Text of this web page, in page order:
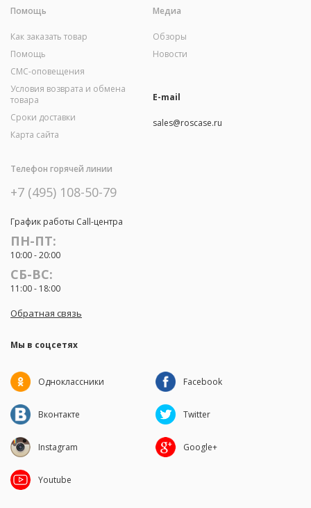
Помощь
Как заказать товар
Помощь
СМС-оповещения
Условия возврата и обмена
товара
Сроки доставки
Карта сайта
Медиа
Обзоры
Новости
E-mail
sales@roscase.ru
Телефон горячей линии
+7 (495) 108-50-79
График работы Call-центра
ПН-ПТ:
10:00 - 20:00
СБ-ВС:
11:00 - 18:00
Обратная связь
Мы в соцсетях
Одноклассники Facebook
Вконтакте Twitter
Instagram Google+
Youtube